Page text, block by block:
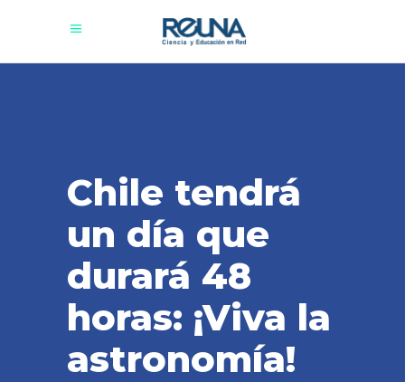
Chile tendrá
un día que
durará 48
horas: ¡Viva la
astronomía!